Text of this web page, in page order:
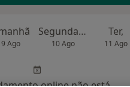
9 Ago
Segunda-feira
10 Ago
Ter,
11 Ago